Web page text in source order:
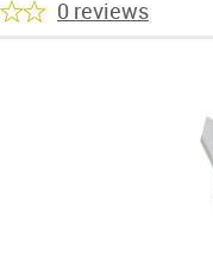
0 reviews